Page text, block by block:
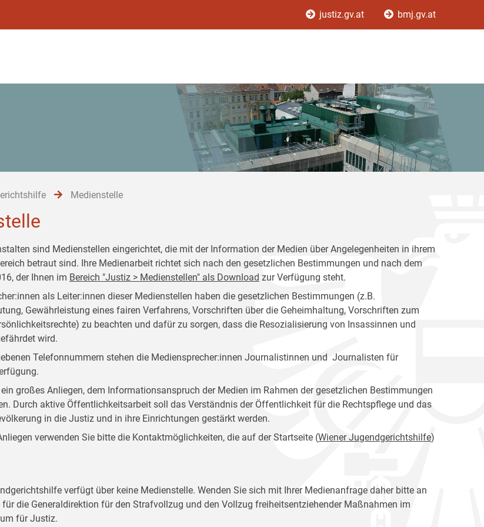
justiz.gv.at bmj.gv.at
Medienstelle
sind Medienstellen eingerichtet, die mit der Information der Medien über Angelegenheiten in ihrem
betraut sind. Ihre Medienarbeit richtet sich nach den gesetzlichen Bestimmungen und nach dem
der Ihnen im Bereich "Justiz > Medienstellen" als Download zur Verfügung steht.
als Leiter:innen dieser Medienstellen haben die gesetzlichen Bestimmungen (z.B.
Gewährleistung eines fairen Verfahrens, Vorschriften über die Geheimhaltung, Vorschriften zum
zu beachten und dafür zu sorgen, dass die Resozialisierung von Insassinnen und
wird.
Telefonnummern stehen die Mediensprecher:innen Journalistinnen und Journalisten für
großes Anliegen, dem Informationsanspruch der Medien im Rahmen der gesetzlichen Bestimmungen
Durch aktive Öffentlichkeitsarbeit soll das Verständnis der Öffentlichkeit für die Rechtspflege und das
in die Justiz und in ihre Einrichtungen gestärkt werden.
verwenden Sie bitte die Kontaktmöglichkeiten, die auf der Startseite (Wiener Jugendgerichtshilfe)
verfügt über keine Medienstelle. Wenden Sie sich mit Ihrer Medienanfrage daher bitte an
die Generaldirektion für den Strafvollzug und den Vollzug freiheitsentziehender Maßnahmen im
für Justiz.